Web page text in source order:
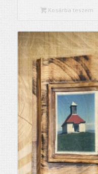
Kosárba teszem